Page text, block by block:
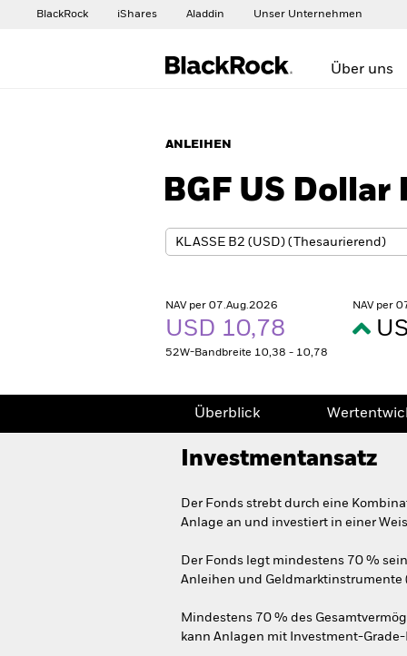
BlackRock iShares Aladdin Unser Unternehmen
Über uns
ANLEIHEN
BGF US
NAV per 07.Aug.2026
USD 10,78
52W-Bandbreite 10,38 - 10,78
NAV per
Überblick
Investmentansatz
Der Fonds strebt durch eine
Anlage an und investiert in einer
Der Fonds legt mindestens 70 %
Anleihen und Geldmarktinstrumente
Mindestens 70 % des
kann Anlagen mit Investment-